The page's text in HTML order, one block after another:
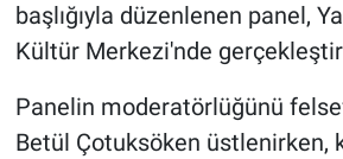
başlığıyla düzenlenen panel,
Kültür Merkezi'nde
Panelin moderatörlüğünü
Betül Çotuksöken üstlenirken,